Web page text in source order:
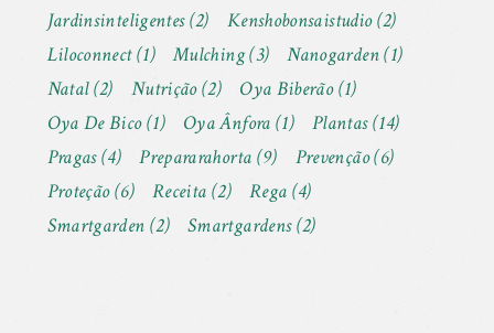
Jardinsinteligentes(2) Kenshobonsaistudio(2)
Liloconnect(1) Mulching(3) Nanogarden(1)
Natal(2) Nutrição(2) Oya Biberão(1)
Oya De Bico(1) Oya Ânfora (1) Plantas(14)
Pragas(4) Prepararahorta (9) Prevenção(6)
Proteção(6) Receita (2) Rega (4)
Smartgarden (2) Smartgardens(2)